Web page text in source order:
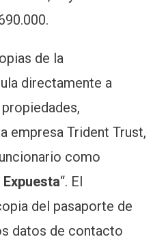
de la
directamente a
empresa Trident Trust,
como
“. El
del pasaporte de
datos de contacto